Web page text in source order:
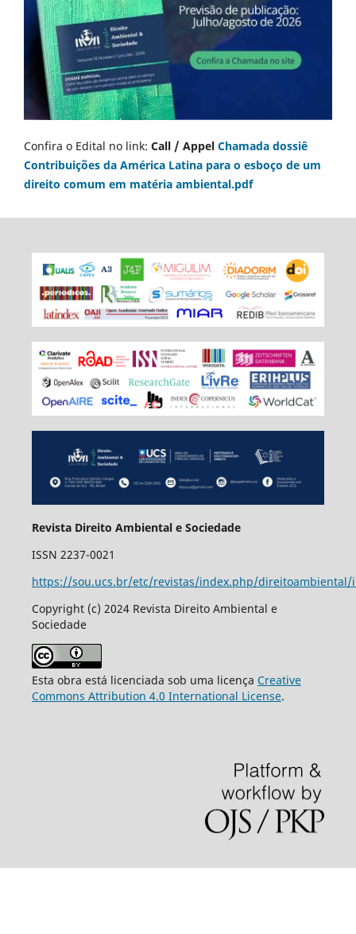
Confira o Edital no link: Call / Appel Chamada dossiê
Contribuições da América Latina para o esboço de um
direito comum em matéria ambiental.pdf
Revista Direito Ambiental e Sociedade
ISSN 2237-0021
https://sou.ucs.br/etc/revistas/index.php/direitoambiental/
Copyright (c) 2024 Revista Direito Ambiental e
Sociedade
Esta obra está licenciada sob uma licença Creative
Commons Attribution 4.0 International License.